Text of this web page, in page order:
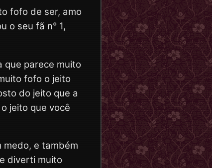
fofo de ser, amo
o seu fã n° 1,
que parece muito
fofo o jeito
do jeito que a
jeito que você
medo, e também
diverti muito